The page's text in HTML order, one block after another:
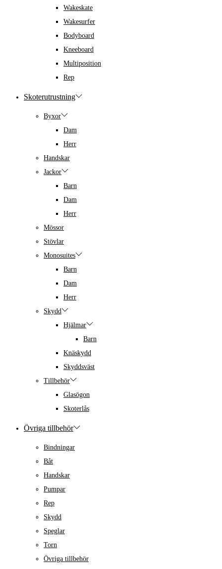
Wakeskate
Wakesurfer
Bodyboard
Kneeboard
Multiposition
Rep
Skoterutrustning
Byxor
Dam
Herr
Handskar
Jackor
Barn
Dam
Herr
Mössor
Stövlar
Monosuites
Barn
Dam
Herr
Skydd
Hjälmar
Barn
Knäskydd
Skyddsväst
Tillbehör
Glasögon
Skoterlås
Övriga tillbehör
Bindningar
Båt
Handskar
Pumpar
Rep
Skydd
Speglar
Torn
Övriga tillbehör